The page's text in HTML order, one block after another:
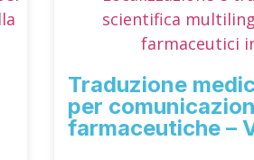
Traduzione
per
farmaceutiche –